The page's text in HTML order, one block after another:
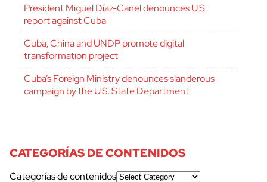
President Miguel Díaz-Canel denounces U.S.
report against Cuba
Cuba, China and UNDP promote digital
transformation project
Cuba’s Foreign Ministry denounces slanderous
campaign by the U.S. State Department
CATEGORÍAS DE CONTENIDOS
Categorías de contenidos